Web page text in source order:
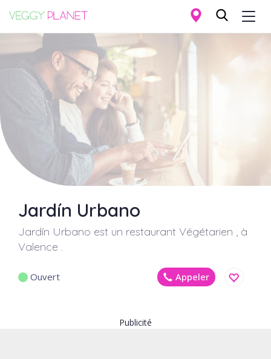
au
principal
Jardín Urbano
Jardín Urbano est un restaurant Végétarien , à
Valence .
Ouvert
Appeler
Publicité